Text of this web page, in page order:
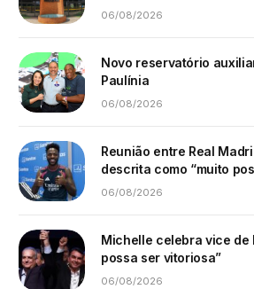
06/08/2026
Novo reservatório
Paulínia
06/08/2026
Reunião entre Real
descrita como “muito
06/08/2026
Michelle celebra vice de
possa ser vitoriosa”
06/08/2026